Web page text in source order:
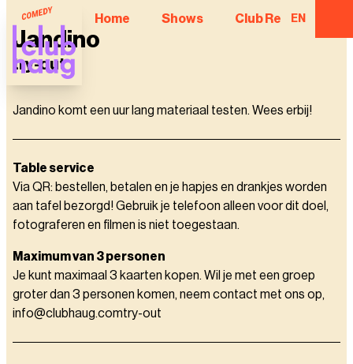
Home Shows Club Regulars
EN
Jandino
try-out
Jandino komt een uur lang materiaal testen. Wees erbij!
Table service
Via QR: bestellen, betalen en je hapjes en drankjes worden
aan tafel bezorgd! Gebruik je telefoon alleen voor dit doel,
fotograferen en filmen is niet toegestaan.
Maximum van 3 personen
Je kunt maximaal 3 kaarten kopen. Wil je met een groep
groter dan 3 personen komen, neem contact met ons op,
info@clubhaug.comtry-out